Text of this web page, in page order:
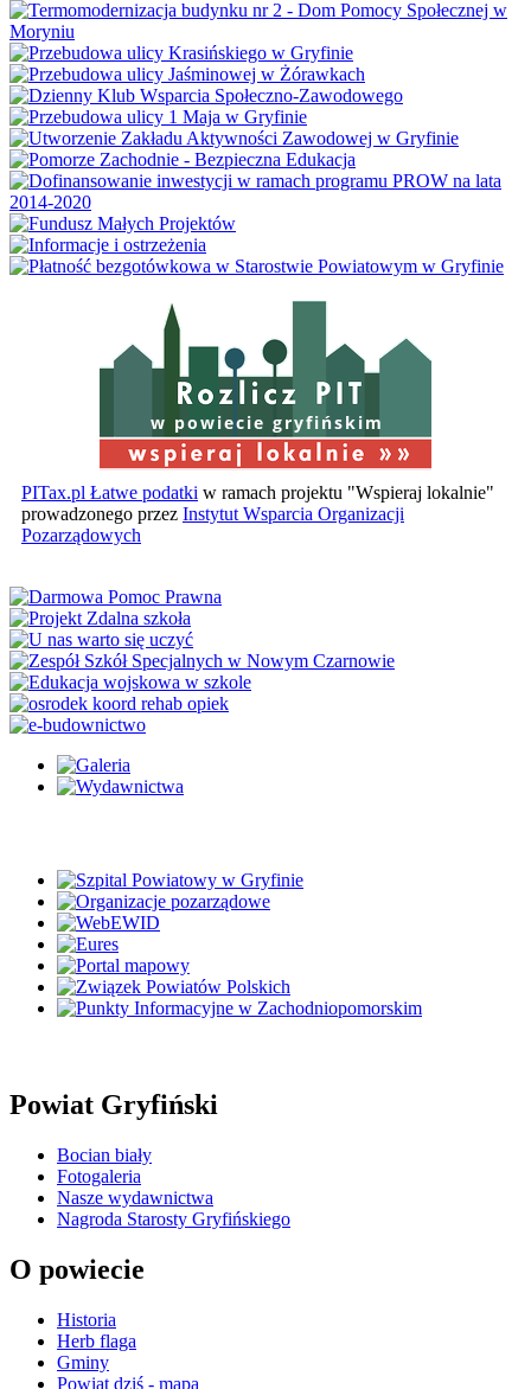
w powiecie gryfińskim
PITax.pl Łatwe podatki w ramach projektu "Wspieraj lokalnie"
prowadzonego przez Instytut Wsparcia Organizacji
Pozarządowych
Powiat Gryfiński
Bocian biały
Fotogaleria
Nasze wydawnictwa
Nagroda Starosty Gryfińskiego
O powiecie
Historia
Herb flaga
Gminy
Powiat dziś - mapa